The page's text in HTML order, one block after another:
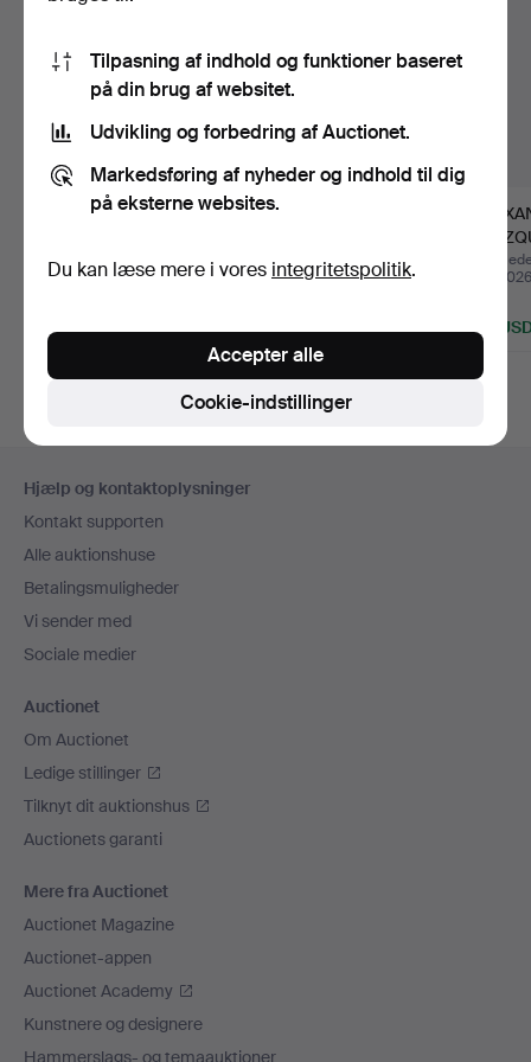
Madonna med
det 2…
Opnåede hammerslag 30
jul 2026
93 USD
AUGUST OHM (GEB.
Opnåede hammerslag 25
apr 2026
116 USD
apr 2026
116
Hjælp og kontaktoplysninger
Kontakt supporten
Alle auktionshuse
Betalingsmuligheder
Vi sender med
Sociale medier
Auctionet
Om Auctionet
Ledige stillinger
Tilknyt dit auktionshus
Auctionets garanti
Mere fra Auctionet
Auctionet Magazine
Auctionet-appen
Auctionet Academy
Kunstnere og designere
Hammerslags- og temaauktioner
Tilpasning af indhold og funktioner baseret
på din brug af websitet.
Udvikling og forbedring af Auctionet.
Markedsføring af nyheder og indhold til dig
på eksterne websites.
Du kan læse mere i vores integritetspolitik.
Cookie-indstillinger
Accepter alle